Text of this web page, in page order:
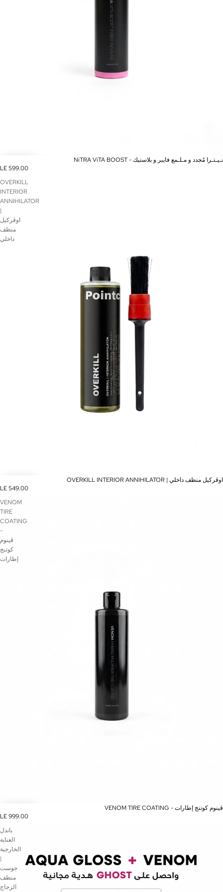
NiTRA ViTA BOOST - نـيـتـرا مُجدد و مـلـمع فايبر و بلاستيك
LE 599.00
OVERKILL
INTERIOR
ANNIHILATOR
|
اوڤركيل
منظف
داخلي
OVERKILL INTERIOR ANNIHILATOR | اوڤركيل منظف داخلي
LE 549.00
VENOM
TIRE
COATING
-
ڤينوم
كوتنج
إطارات
VENOM TIRE COATING - ڤينوم كوتنج إطارات
LE 999.00
باندل
العناية
الخارجية
|
جوست
منظف
الزجاج